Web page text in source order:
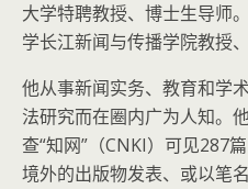
大学特聘教授、博士生导师
学长江新闻与传播学院教授
他从事新闻实务、教育和学
法研究而在圈内广为人知。
查“知网”（CNKI）可见287
境外的出版物发表、或以笔